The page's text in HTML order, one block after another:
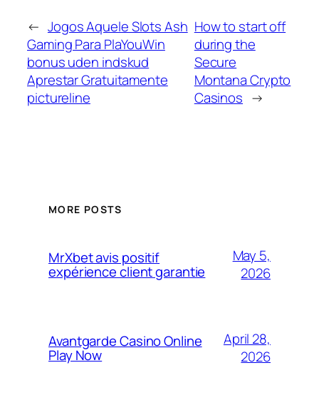
← Jogos Aquele Slots Ash
Gaming Para PlaYouWin
bonus uden indskud
Aprestar Gratuitamente
pictureline
How to start off
during the
Secure
Montana Crypto
Casinos →
MORE POSTS
MrXbet avis positif
expérience client garantie
May 5,
2026
Avantgarde Casino Online
Play Now
April 28,
2026